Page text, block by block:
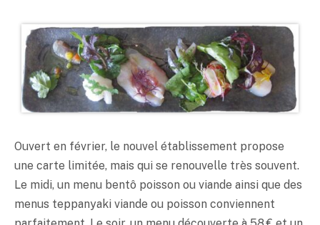
Ouvert en février, le nouvel établissement propose
une carte limitée, mais qui se renouvelle très souvent.
Le midi, un menu bentô poisson ou viande ainsi que des
menus teppanyaki viande ou poisson conviennent